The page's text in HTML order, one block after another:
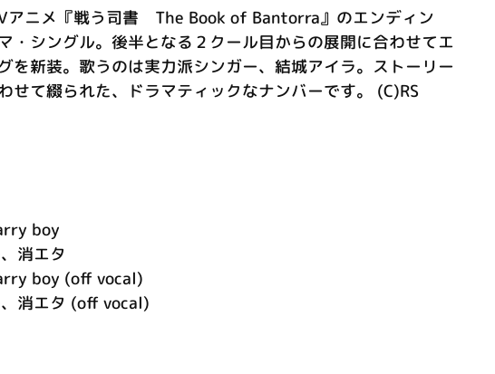
アニメ『戦う司書 The Book of Bantorra』のエンディン
・シングル。後半となる２クール目からの展開に合わせてエ
を新装。歌うのは実力派シンガー、結城アイラ。ストーリー
せて綴られた、ドラマティックなナンバーです。 (C)RS
boy
消エタ
boy (off vocal)
消エタ (off vocal)